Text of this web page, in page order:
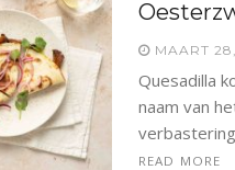
MAART
Quesadilla
naam van
verbastering
READ MORE